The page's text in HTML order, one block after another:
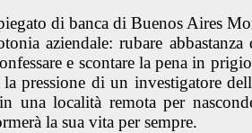
di banca di Buenos Aires
aziendale: rubare
e scontare la pena in
la pressione di un investigatore
una località remota per
la sua vita per sempre.